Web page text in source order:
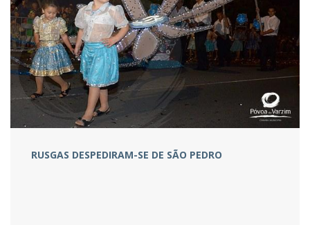
RUSGAS DESPEDIRAM-SE DE SÃO PEDRO